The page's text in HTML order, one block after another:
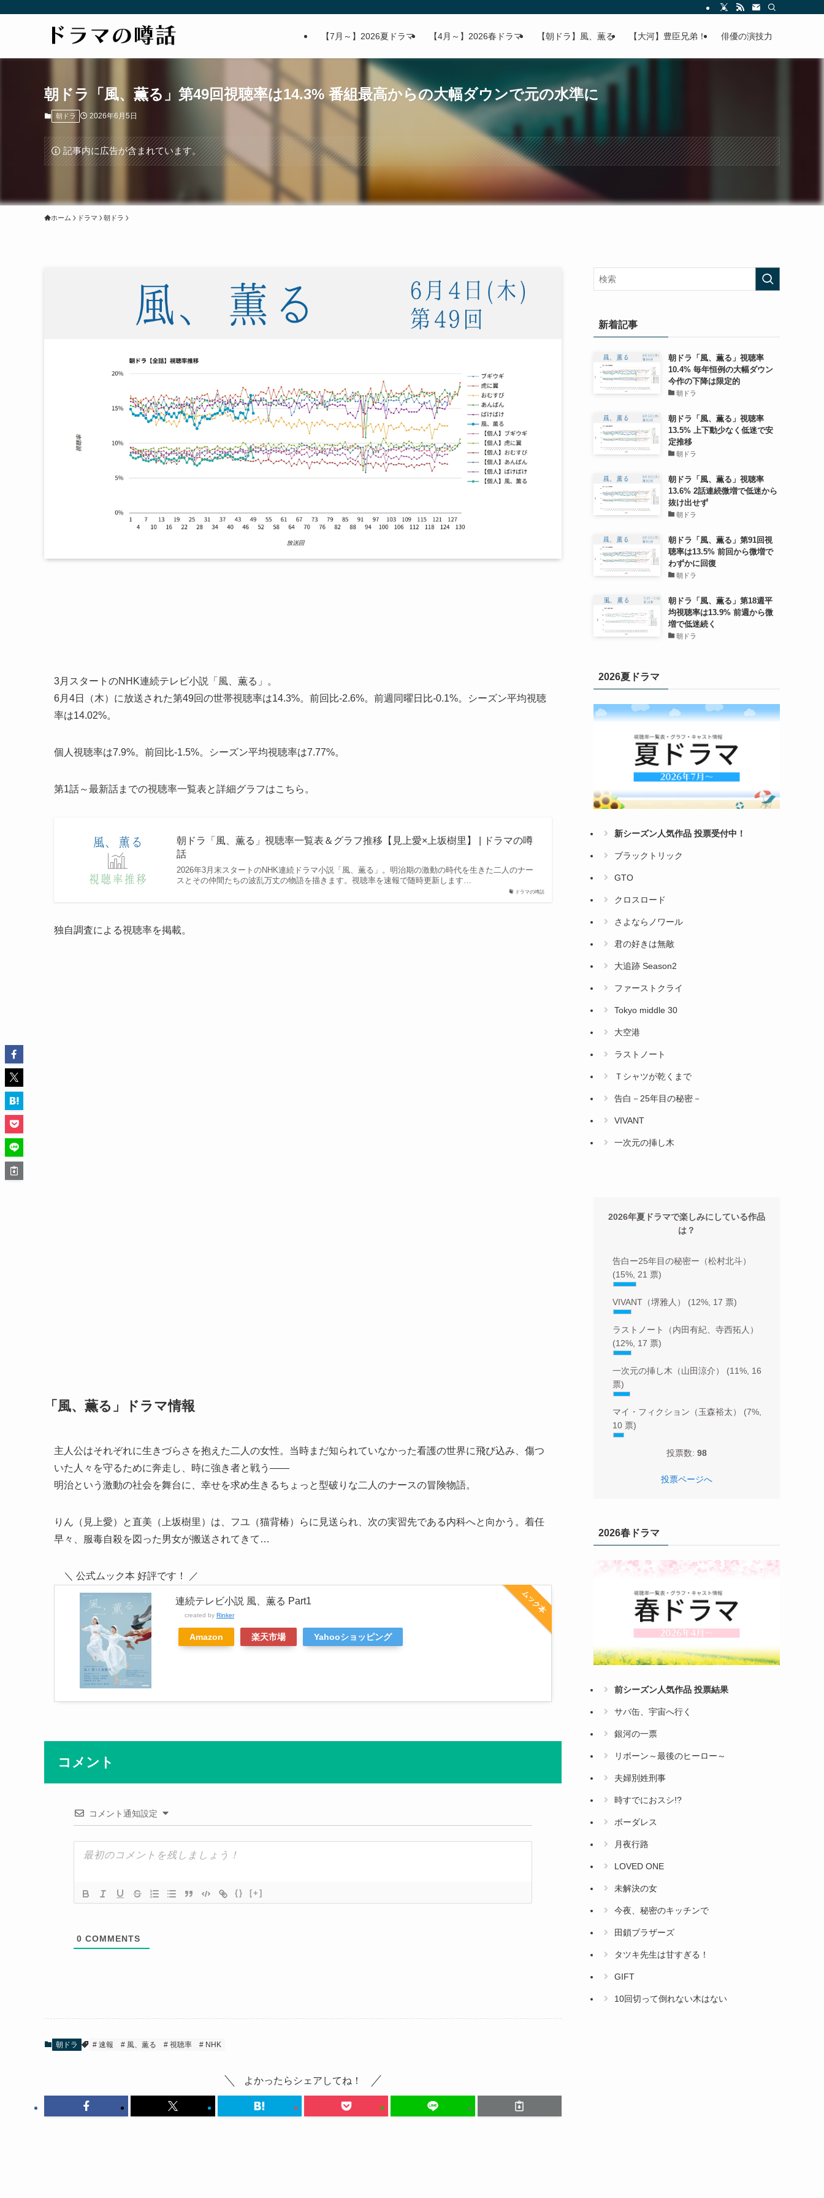
【7月～】2026夏ドラマ 【4月～】2026春ドラマ 【朝ドラ】風、薫る 【大河】豊臣兄弟！ 俳優の演技力
朝ドラ「風、薫る」第49回視聴率は14.3% 番組最高からの大幅ダウンで元の水準に
朝ドラ 2026年6月5日
記事内に広告が含まれています。
ホーム ドラマ 朝ドラ
3月スタートのNHK連続テレビ小説「風、薫る」。
6月4日（木）に放送された第49回の世帯視聴率は14.3%。前回比-2.6%。前週同曜日比-0.1%。シーズン平均視聴
率は14.02%。
個人視聴率は7.9%。前回比-1.5%。シーズン平均視聴率は7.77%。
第1話～最新話までの視聴率一覧表と詳細グラフはこちら。
ドラマの噂話
朝ドラ「風、薫る」視聴率一覧表＆グラフ推移【見上愛×上坂樹里】 | ドラマの噂
話
2026年3月末スタートのNHK連続ドラマ小説「風、薫る」。明治期の激動の時代を生きた二人のナー
スとその仲間たちの波乱万丈の物語を描きます。視聴率を速報で随時更新します…
独自調査による視聴率を掲載。
「風、薫る」ドラマ情報
主人公はそれぞれに生きづらさを抱えた二人の女性。当時まだ知られていなかった看護の世界に飛び込み、傷つ
いた人々を守るために奔走し、時に強き者と戦う――
明治という激動の社会を舞台に、幸せを求め生きるちょっと型破りな二人のナースの冒険物語。
りん（見上愛）と直美（上坂樹里）は、フユ（猫背椿）らに見送られ、次の実習先である内科へと向かう。着任
早々、服毒自殺を図った男女が搬送されてきて…
＼ 公式ムック本 好評です！ ／
連続テレビ小説 風、薫る Part1
created by Rinker
Amazon 楽天市場 Yahooショッピング
ムック本
コメント
コメント通知設定
{} [+]
0 COMMENTS
朝ドラ 速報 風、薫る 視聴率 NHK
よかったらシェアしてね！
新着記事
朝ドラ「風、薫る」視聴率
10.4% 毎年恒例の大幅ダウン
今作の下降は限定的
朝ドラ
朝ドラ「風、薫る」視聴率
13.5% 上下動少なく低迷で安
定推移
朝ドラ
朝ドラ「風、薫る」視聴率
13.6% 2話連続微増で低迷から
抜け出せず
朝ドラ
朝ドラ「風、薫る」第91回視
聴率は13.5% 前回から微増で
わずかに回復
朝ドラ
朝ドラ「風、薫る」第18週平
均視聴率は13.9% 前週から微
増で低迷続く
朝ドラ
2026夏ドラマ
新シーズン人気作品 投票受付中！
ブラックトリック
GTO
クロスロード
さよならノワール
君の好きは無敵
大追跡 Season2
ファーストクライ
Tokyo middle 30
大空港
ラストノート
Ｔシャツが乾くまで
告白－25年目の秘密－
VIVANT
一次元の挿し木
2026年夏ドラマで楽しみにしている作品
は？
告白ー25年目の秘密ー（松村北斗）
(15%, 21 票)
VIVANT（堺雅人） (12%, 17 票)
ラストノート（内田有紀、寺西拓人）
(12%, 17 票)
一次元の挿し木（山田涼介） (11%, 16
票)
マイ・フィクション（玉森裕太） (7%,
10 票)
投票数: 98
投票ページへ
2026春ドラマ
前シーズン人気作品 投票結果
サバ缶、宇宙へ行く
銀河の一票
リボーン～最後のヒーロー～
夫婦別姓刑事
時すでにおスシ!?
ボーダレス
月夜行路
LOVED ONE
未解決の女
今夜、秘密のキッチンで
田鎖ブラザーズ
タツキ先生は甘すぎる！
GIFT
10回切って倒れない木はない